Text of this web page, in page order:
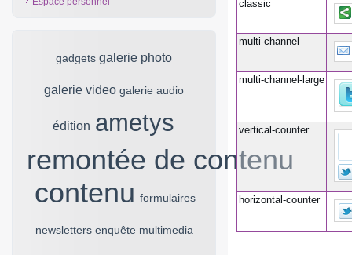
classic
multi-channel
multi-channel-large
vertical-counter
horizontal-counter